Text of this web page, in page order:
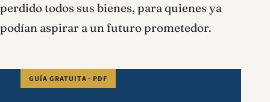
perdido todos sus bienes, para quienes ya
podían aspirar a un futuro prometedor.
GUÍA GRATUITA · PDF